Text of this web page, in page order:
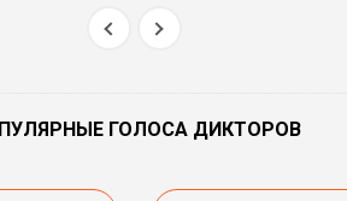
ГОЛОСА ДИКТОРОВ